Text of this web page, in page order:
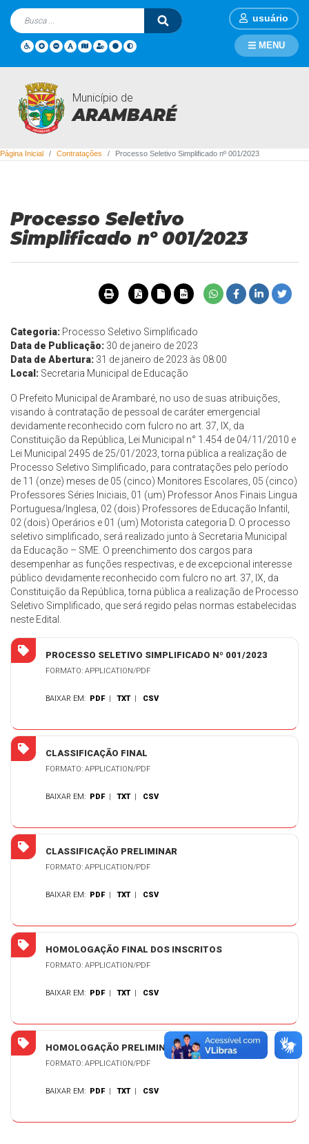
usuário
Município de
ARAMBARÉ
MENU
Contratações
Página Inicial Contratações Processo Seletivo Simplificado nº 001/2023
Processo Seletivo
Simplificado nº 001/2023
Categoria: Processo Seletivo Simplificado
Data de Publicação: 30 de janeiro de 2023
Data de Abertura: 31 de janeiro de 2023 às 08:00
Local: Secretaria Municipal de Educação
O Prefeito Municipal de Arambaré, no uso de suas atribuições,
visando à contratação de pessoal de caráter emergencial
devidamente reconhecido com fulcro no art. 37, IX, da
Constituição da República, Lei Municipal n° 1.454 de 04/11/2010 e
Lei Municipal 2495 de 25/01/2023, torna pública a realização de
Processo Seletivo Simplificado, para contratações pelo período
de 11 (onze) meses de 05 (cinco) Monitores Escolares, 05 (cinco)
Professores Séries Iniciais, 01 (um) Professor Anos Finais Lingua
Portuguesa/Inglesa, 02 (dois) Professores de Educação Infantil,
02 (dois) Operários e 01 (um) Motorista categoria D. O processo
seletivo simplificado, será realizado junto à Secretaria Municipal
da Educação – SME. O preenchimento dos cargos para
desempenhar as funções respectivas, e de excepcional interesse
público devidamente reconhecido com fulcro no art. 37, IX, da
Constituição da República, torna pública a realização de Processo
Seletivo Simplificado, que será regido pelas normas estabelecidas
neste Edital.
PROCESSO SELETIVO SIMPLIFICADO Nº 001/2023
FORMATO: APPLICATION/PDF
BAIXAR EM: PDF |TXT | CSV
CLASSIFICAÇÃO FINAL
FORMATO: APPLICATION/PDF
BAIXAR EM: PDF |TXT | CSV
CLASSIFICAÇÃO PRELIMINAR
FORMATO: APPLICATION/PDF
BAIXAR EM: PDF |TXT | CSV
HOMOLOGAÇÃO FINAL DOS INSCRITOS
FORMATO: APPLICATION/PDF
BAIXAR EM: PDF |TXT | CSV
HOMOLOGAÇÃO PRELIMINAR DOS INSCRITOS
FORMATO: APPLICATION/PDF
BAIXAR EM: PDF |TXT | CSV